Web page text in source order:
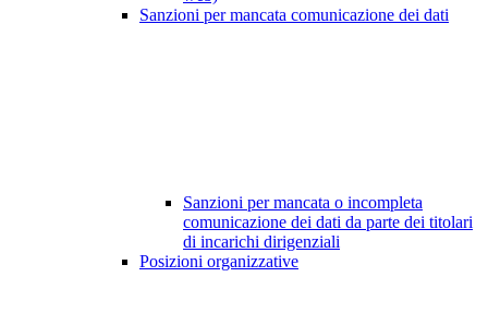
Sanzioni per mancata comunicazione dei dati
Sanzioni per mancata o incompleta
comunicazione dei dati da parte dei titolari
di incarichi dirigenziali
Posizioni organizzative